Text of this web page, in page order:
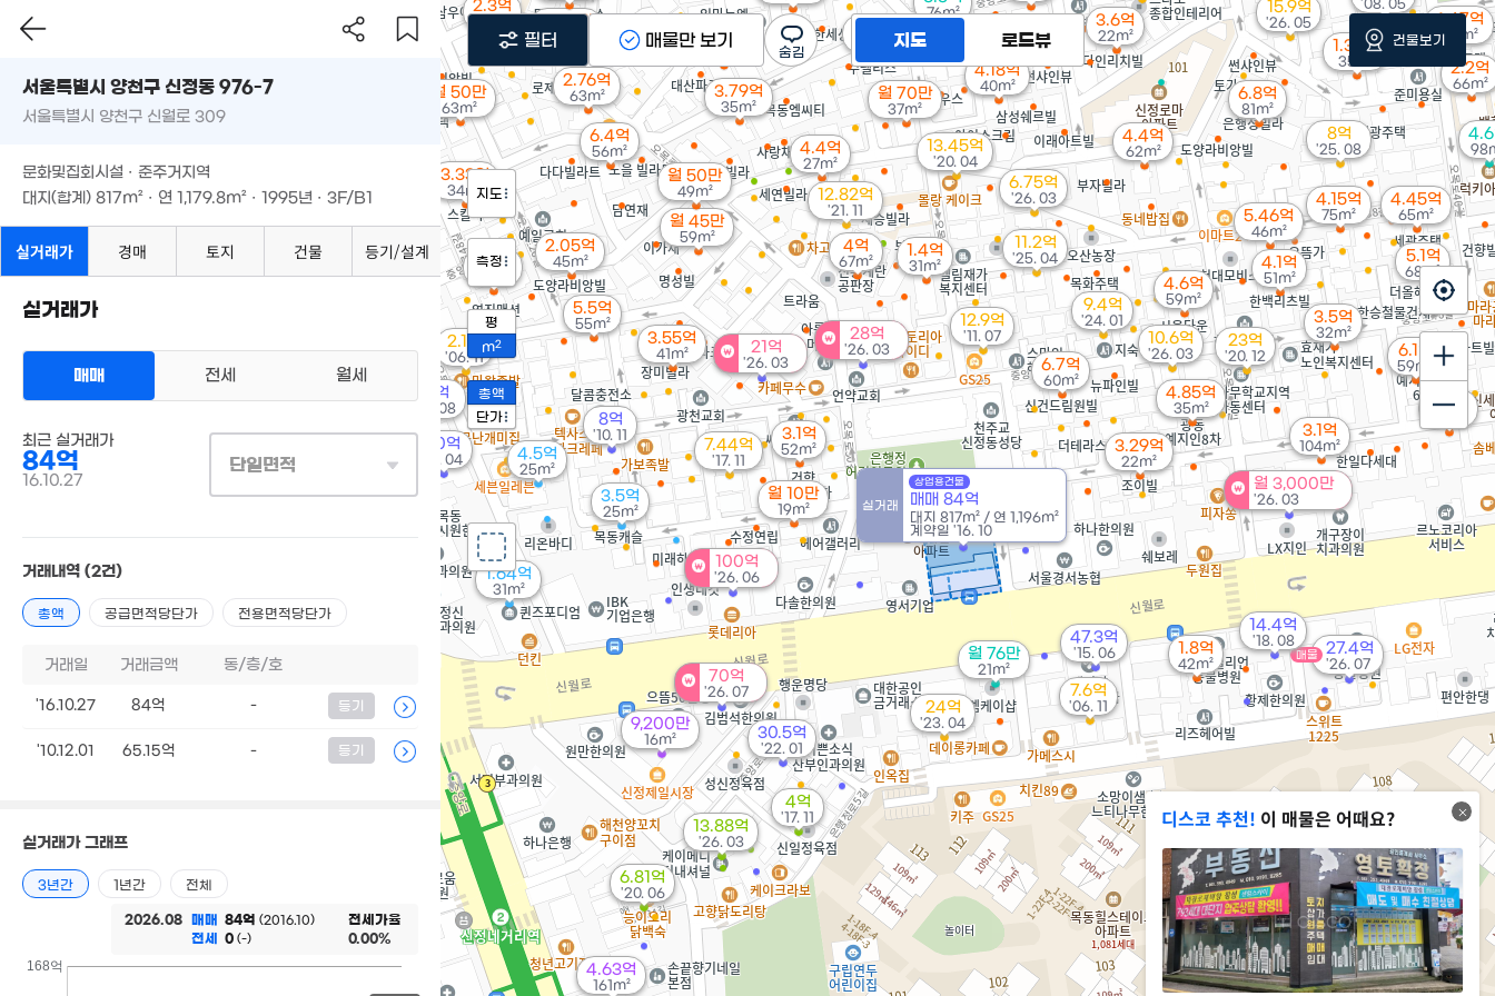
70억
'26. 07
21.8억
109m²
월 74만
37m²
6.1억
59m²
27.4억
'26. 07
매물
4.18억
40m²
100억
'26. 06
월 76만
21m²
3.5억
25m²
15억
'09. 08
매물
15.9억
'26. 05
3.4억
4.4억
27m²
6.8억
81m²
1.64억
31m²
6.4억
56m²
월 70만
37m²
1.8억
42m²
월 45만
59m²
월 3,000만
'26. 03
28억
'26. 03
6.7억
60m²
4.45억
65m²
6.75억
'26. 03
10.6억
'26. 03
13.88억
'26. 03
21억
'26. 03
월 50만
49m²
5.5억
55m²
4.85억
35m²
월 10만
19m²
3.29억
22m²
3.33억
34m²
4.5억
25m²
5.46억
46m²
월 50만
63m²
3.79억
35m²
3.6억
22m²
4억
67m²
8억
'25. 08
4.1억
51m²
3.55억
41m²
76m²
3.5억
32m²
4.4억
62m²
5.1억
68m²
11.2억
'25. 04
2.4억
48m²
2.88억
21m²
4.67억
116m²
4.5억
9.4억
'24. 01
4.6억
59m²
4.09억
38m²
24억
'23. 04
4.15억
75m²
30.5억
'22. 01
1.4억
31m²
12.82억
'21. 11
2.05억
45m²
3.1억
52m²
4.63억
161m²
2.76억
63m²
23억
'20. 12
1.32억
35m²
9,200만
16m²
6.81억
'20. 06
13.45억
'20. 04
4.6
3.1억
104m²
14.4억
'18. 08
4억
'17. 11
7.44억
'17. 11
실거래
상업용건물
매매 84억
대지 817m² / 연 1,196m²
계약일 '16. 10
47.3억
'15. 06
2.3억
12.9억
'11. 07
8억
'10. 11
20억
'10. 04
2.2억
66m²
'08. 05
2.1억
'06. 11
7.6억
'06. 11
디스코 추천! 이 매물은 어때요?
지도 로드뷰
지도
측정
평
m2
총액
단가
필터 매물만 보기 건물보기
서울특별시 양천구 신정동 976-7
서울특별시 양천구 신월로 309
문화및집회시설 · 준주거지역
대지(합계) 817m² · 연 1,179.8m² · 1995년 · 3F/B1
실거래가 경매 토지 건물 등기/설계
실거래가
매매 전세 월세
최근 실거래가
84억
16.10.27
단일면적
거래내역 (2건)
총액 공급면적당단가 전용면적당단가
거래일 거래금액 동/층/호
'16.10.27 84억 - 등기
'10.12.01 65.15억 - 등기
실거래가 그래프
3년간 1년간 전체
2026.08 매매 84억 (2016.10)
전세 0 (-)
전세가율
0.00%
168억